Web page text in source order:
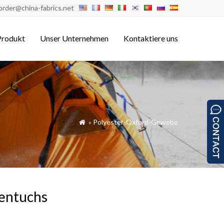
fabrics.net
Unser Unternehmen Kontaktiere uns
 » Polyester-Oxford-Gewebe